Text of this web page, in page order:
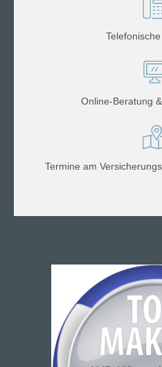
Online-Beratung
Termine am